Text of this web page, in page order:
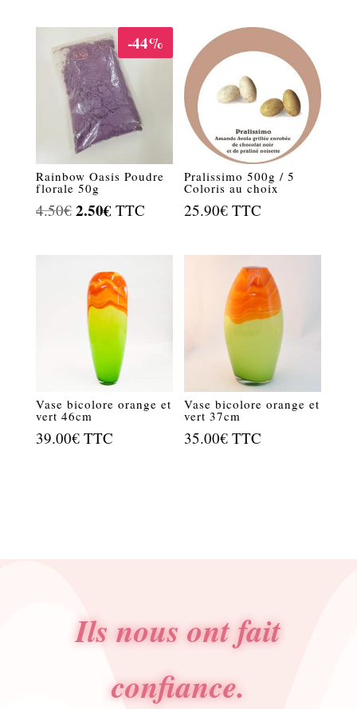
-44%
Rainbow Oasis Poudre
florale 50g
4.50€ Le
était :
4.50€.
2.50€Le
est :
2.50€.
TTC
Pralissimo 500g / 5
Coloris au choix
25.90€ TTC
Vase bicolore orange et
vert 46cm
39.00€ TTC
Vase bicolore orange et
vert 37cm
35.00€ TTC
Ils nous ont fait
confiance.